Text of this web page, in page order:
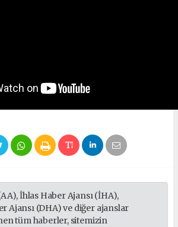
İhlas Haber Ajansı (İHA),
Ajansı (DHA) ve diğer ajanslar
tüm haberler, sitemizin